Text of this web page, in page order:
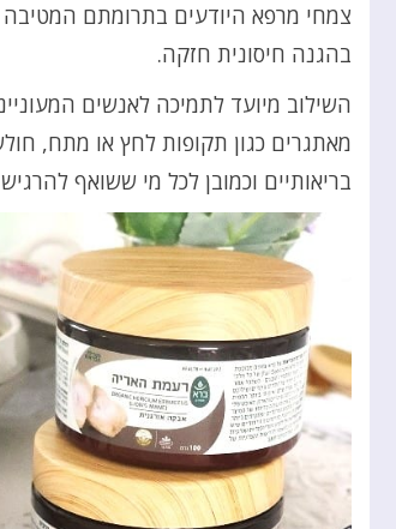
צמחי מרפא היודעים בתרומתם המטיבה
בהגנה חיסונית חזקה.
השילוב מיועד לתמיכה לאנשים
מאתגרים כגון תקופות לחץ או מתח,
בריאותיים וכמובן לכל מי ששואף